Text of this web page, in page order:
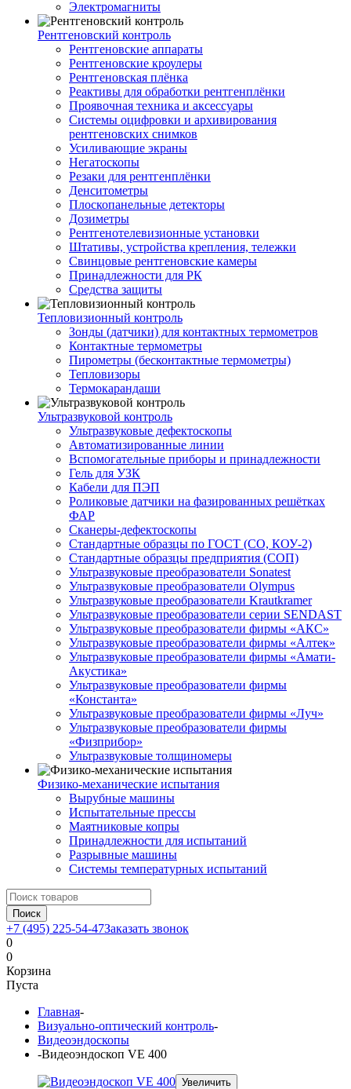
Электромагниты
Рентгеновский контроль
Рентгеновские аппараты
Рентгеновские кроулеры
Рентгеновская плёнка
Реактивы для обработки рентгенплёнки
Проявочная техника и аксессуары
Системы оцифровки и архивирования
рентгеновских снимков
Усиливающие экраны
Негатоскопы
Резаки для рентгенплёнки
Денситометры
Плоскопанельные детекторы
Дозиметры
Рентгенотелевизионные установки
Штативы, устройства крепления, тележки
Свинцовые рентгеновские камеры
Принадлежности для РК
Средства защиты
Тепловизионный контроль
Зонды (датчики) для контактных термометров
Контактные термометры
Пирометры (бесконтактные термометры)
Тепловизоры
Термокарандаши
Ультразвуковой контроль
Ультразвуковые дефектоскопы
Автоматизированные линии
Вспомогательные приборы и принадлежности
Гель для УЗК
Кабели для ПЭП
Роликовые датчики на фазированных решётках
ФАР
Сканеры-дефектоскопы
Стандартные образцы по ГОСТ (СО, КОУ-2)
Стандартные образцы предприятия (СОП)
Ультразвуковые преобразователи Sonatest
Ультразвуковые преобразователи Olympus
Ультразвуковые преобразователи Krautkramer
Ультразвуковые преобразователи серии SENDAST
Ультразвуковые преобразователи фирмы «АКС»
Ультразвуковые преобразователи фирмы «Алтек»
Ультразвуковые преобразователи фирмы «Амати-
Акустика»
Ультразвуковые преобразователи фирмы
«Константа»
Ультразвуковые преобразователи фирмы «Луч»
Ультразвуковые преобразователи фирмы
«Физприбор»
Ультразвуковые толщиномеры
Физико-механические испытания
Вырубные машины
Испытательные прессы
Маятниковые копры
Принадлежности для испытаний
Разрывные машины
Системы температурных испытаний
Поиск
+7 (495) 225-54-47Заказать звонок
0
0
Корзина
Пуста
Главная-
Визуально-оптический контроль-
Видеоэндоскопы
-Видеоэндоскоп VE 400
Увеличить